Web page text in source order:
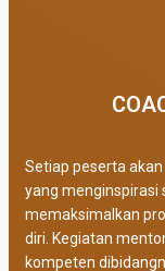
Setiap peserta
yang menginspirasi
memaksimalkan
diri. Kegiatan
kompeten